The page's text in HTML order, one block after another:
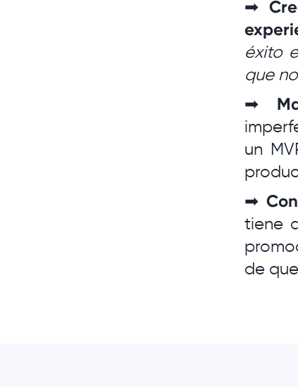
➡
éxito
que
➡
un
➡
tiene
de